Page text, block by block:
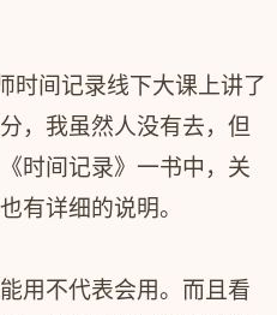
时间记录线下大课上讲了
，我虽然人没有去，但
时间记录》一书中，关
有详细的说明。
用不代表会用。而且看